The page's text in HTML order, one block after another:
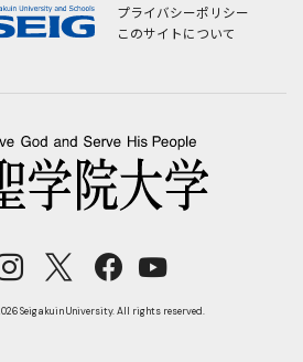
プライバシーポリシー
このサイトについて
Seigakuin University. All rights reserved.